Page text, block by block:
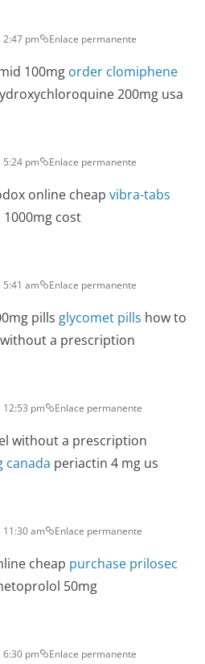
pm Enlace permanente
100mg order clomiphene
200mg usa
pm Enlace permanente
online cheap vibra-tabs
cost
am Enlace permanente
pills glycomet pills how to
a prescription
pm Enlace permanente
without a prescription
canada periactin 4 mg us
am Enlace permanente
cheap purchase prilosec
50mg
pm Enlace permanente